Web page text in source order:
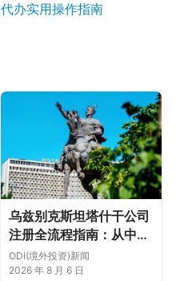
办实用操作指南
乌兹别克斯坦塔什干公司
注册全流程指南：从中国
ODI备案到当地银行开户
（附材料清单及成功案例
ODI(境外投资)新闻
2026 年 8 月 6 日